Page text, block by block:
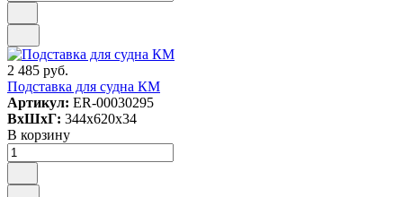
2 485 руб.
Подставка для судна КМ
Артикул: ER-00030295
ВxШxГ: 344x620x34
В корзину